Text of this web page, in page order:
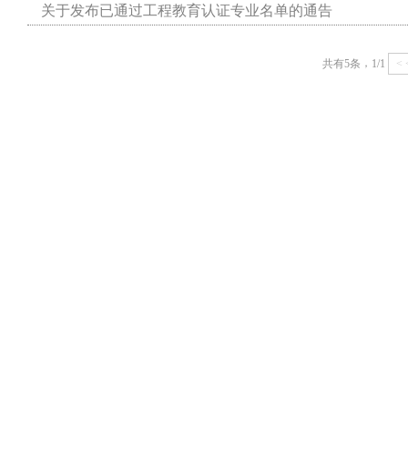
关于发布已通过工程教育认证专业名单的通告
共有5条 ， 1/1 <